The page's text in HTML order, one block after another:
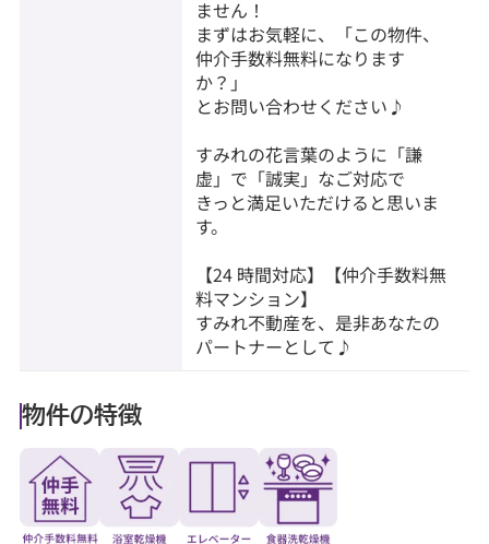
ません！
まずはお気軽に、「この物件、
仲介手数料無料になります
か？」
とお問い合わせください♪
すみれの花言葉のように「謙
虚」で「誠実」なご対応で
きっと満足いただけると思いま
す。
【24 時間対応】【仲介手数料無
料マンション】
すみれ不動産を、是非あなたの
パートナーとして♪
物件の特徴